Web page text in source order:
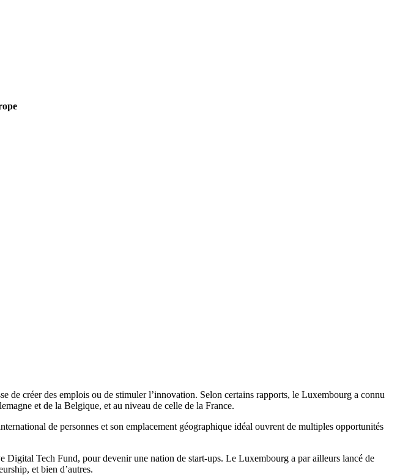
de créer des emplois ou de stimuler l’innovation. Selon certains rapports, le Luxembourg a connu
et de la Belgique, et au niveau de celle de la France.
de personnes et son emplacement géographique idéal ouvrent de multiples opportunités
Digital Tech Fund, pour devenir une nation de start-ups. Le Luxembourg a par ailleurs lancé de
et bien d’autres.